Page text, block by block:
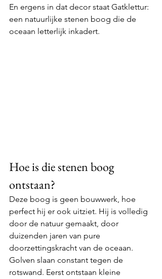
En ergens in dat decor staat Gatklettur:
een natuurlijke stenen boog die de
oceaan letterlijk inkadert.
Hoe is die stenen boog
ontstaan?
Deze boog is geen bouwwerk, hoe
perfect hij er ook uitziet. Hij is volledig
door de natuur gemaakt, door
duizenden jaren van pure
doorzettingskracht van de oceaan.
Golven slaan constant tegen de
rotswand. Eerst ontstaan kleine